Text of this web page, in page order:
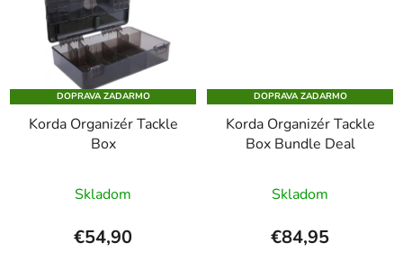
DOPRAVA ZADARMO
Korda Organizér Tackle
Box
Skladom
€54,90
DOPRAVA ZADARMO
Korda Organizér Tackle
Box Bundle Deal
Skladom
€84,95